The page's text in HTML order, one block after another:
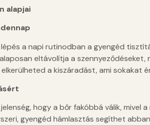
alapjai
a napi rutinodban a gyengéd
eltávolítja a
a kiszáradást, ami sokakat
hogy a bőr fakóbbá válik, mivel
gyengéd hámlasztás segíthet